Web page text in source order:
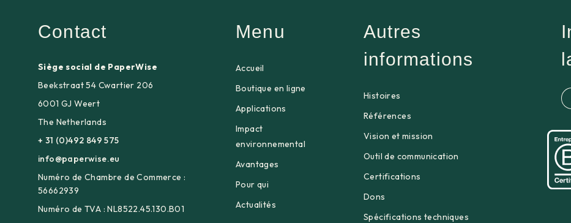
Contact
Siège social de PaperWise
Beekstraat 54 Cwartier 206
6001 GJ Weert
The Netherlands
+ 31 (0)492 849 575
info@paperwise.eu
Numéro de Chambre de Commerce :
56662939
Numéro de TVA : NL8522.45.130.B01
Menu
Accueil
Boutique en ligne
Applications
Impact
environnemental
Avantages
Pour qui
Actualités
Autres
informations
Histoires
Références
Vision et mission
Outil de communication
Certifications
Dons
Spécifications techniques